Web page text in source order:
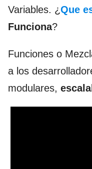
Variables. ¿Que
Funciona?
Funciones o
a los
modulares,